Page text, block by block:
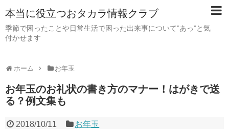
本当に役立つおタカラ情報クラブ
季節で困ったことや日常生活で困った出来事について”あっ”と気
付かせます
ホーム お年玉
お年玉のお礼状の書き方のマナー！はがきで送
る？例文集も
2018/10/11 お年玉